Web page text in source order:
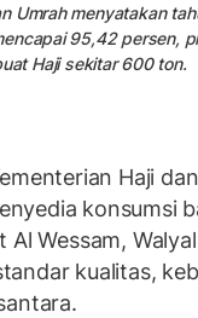
Umrah menyatakan
95,42 persen,
Haji sekitar 600 ton.
Haji
konsumsi
Al Wessam,
kualitas,